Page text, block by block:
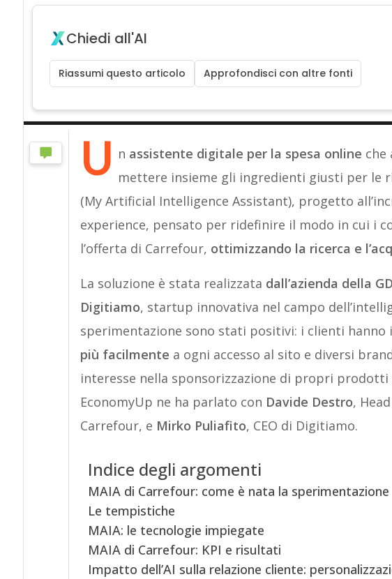
Chiedi all'AI
Riassumi questo articolo Approfondisci con altre fonti
U n assistente digitale per la spesa online che
mettere insieme gli ingredienti giusti per le
(My Artificial Intelligence Assistant), progetto
experience, pensato per ridefinire il modo in cui i
l’offerta di Carrefour, ottimizzando la ricerca e
La soluzione è stata realizzata dall’azienda della
Digitiamo, startup innovativa nel campo
sperimentazione sono stati positivi: i clienti hanno
più facilmente a ogni accesso al sito e diversi
interesse nella sponsorizzazione di propri prodotti
EconomyUp ne ha parlato con Davide Destro,
Carrefour, e Mirko Puliafito, CEO di Digitiamo.
Indice degli argomenti
MAIA di Carrefour: come è nata la sperimentazione
Le tempistiche
MAIA: le tecnologie impiegate
MAIA di Carrefour: KPI e risultati
Impatto dell’AI sulla relazione cliente: